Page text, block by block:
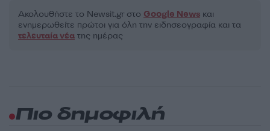
Ακολουθήστε το Νewsit.gr στο Google News και
ενημερωθείτε πρώτοι για όλη την ειδησεογραφία και τα
τελευταία νέα της ημέρας
Πιο δημοφιλή